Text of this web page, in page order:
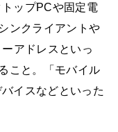
トップPCや固定電
ンクライアントや
アドレスといっ
こと。「モバイル
イスなどといった